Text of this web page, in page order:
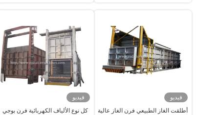
فيديو
أطلقت الغاز الطبيعي فرن الغاز عالية
فيديو
كل نوع الألياف الكهربائية فرن بوجي